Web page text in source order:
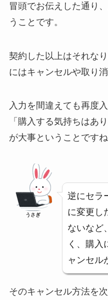
冒頭でお伝えした通り
うことです。
契約した以上はそれな
にはキャンセルや取り
入力を間違えても再度
「購入する気持ちはあ
が大事ということです
うさぎ
逆にセラ
に変更し
ないなど
く、購入
ャンセル
そのキャンセル方法を